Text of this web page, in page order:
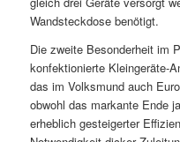
Wandsteckdose benötigt.
Die zweite Besonderheit im
konfektionierte Kleingeräte-
das im Volksmund auch
obwohl das markante Ende
erheblich gesteigerter